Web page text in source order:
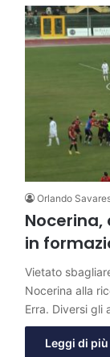
Orlando
Nocerina,
in
Vietato
Nocerina alla
Erra. Diversi gli
Leggi di più